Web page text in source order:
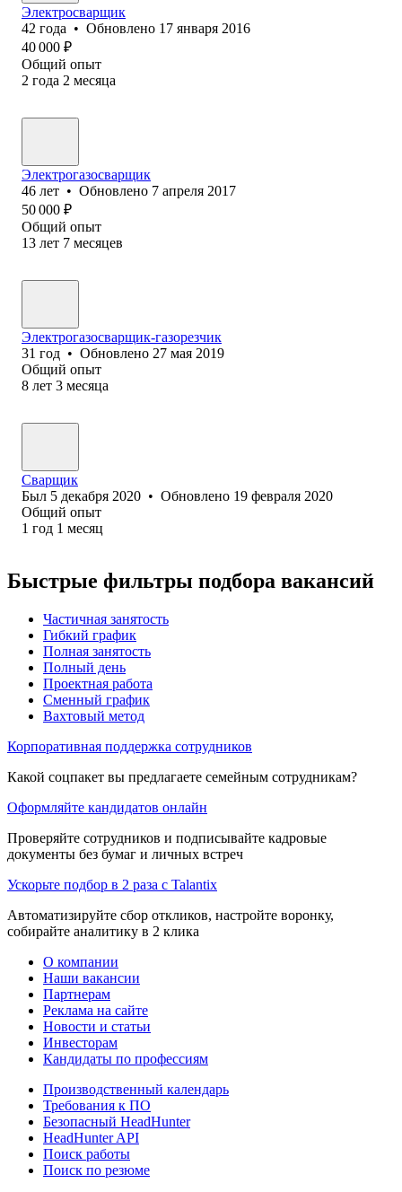
Электросварщик
42 года • Обновлено 17 января 2016
40 000 ₽
Общий опыт
2 года 2 месяца
Электрогазосварщик
46 лет • Обновлено 7 апреля 2017
50 000 ₽
Общий опыт
13 лет 7 месяцев
Электрогазосварщик-газорезчик
31 год • Обновлено 27 мая 2019
Общий опыт
8 лет 3 месяца
Сварщик
Был 5 декабря 2020 • Обновлено 19 февраля 2020
Общий опыт
1 год 1 месяц
Быстрые фильтры подбора вакансий
Частичная занятость
Гибкий график
Полная занятость
Полный день
Проектная работа
Сменный график
Вахтовый метод
Корпоративная поддержка сотрудников
Какой соцпакет вы предлагаете семейным сотрудникам?
Оформляйте кандидатов онлайн
Проверяйте сотрудников и подписывайте кадровые
документы без бумаг и личных встреч
Ускорьте подбор в 2 раза с Talantix
Автоматизируйте сбор откликов, настройте воронку,
собирайте аналитику в 2 клика
О компании
Наши вакансии
Партнерам
Реклама на сайте
Новости и статьи
Инвесторам
Кандидаты по профессиям
Производственный календарь
Требования к ПО
Безопасный HeadHunter
HeadHunter API
Поиск работы
Поиск по резюме